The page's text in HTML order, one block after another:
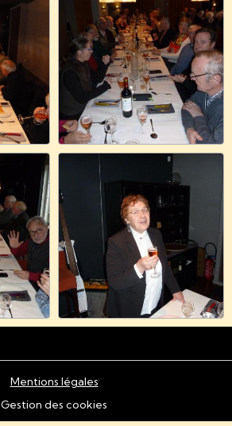
Mentions légales
Gestion des cookies